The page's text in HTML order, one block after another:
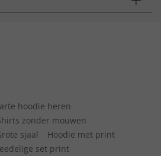
hoodie heren
zonder mouwen
sjaal
Hoodie met print
set print